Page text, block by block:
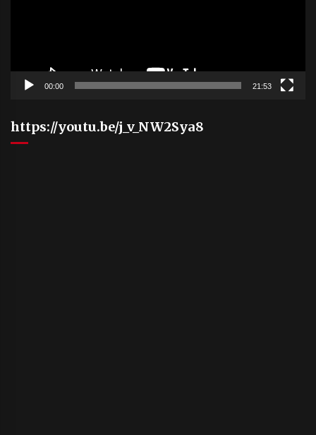
00:00 21:53
https://youtu.be/j_v_NW2Sya8